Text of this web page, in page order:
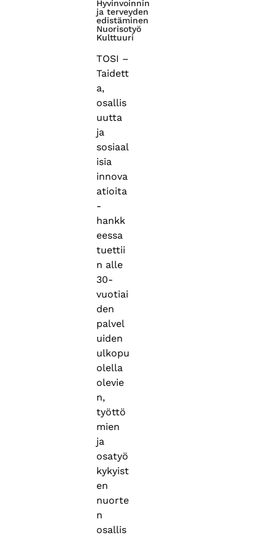
Hyvinvoinnin
ja terveyden
edistäminen
Nuorisotyö
Kulttuuri
TOSI –
Taidett
a,
osallis
uutta
ja
sosiaal
isia
innova
atioita
-
hankk
eessa
tuettii
n alle
30-
vuotiai
den
palvel
uiden
ulkopu
olella
olevie
n,
työttö
mien
ja
osatyö
kykyist
en
nuorte
n
osallis